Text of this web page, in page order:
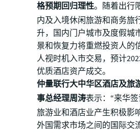
格预期回归理性。随着出行
内及入境休闲旅游和商务旅
升，国内门户城市及度假城
景和恢复力将重燃投资人的
人视时机入市交易，预计
优质酒店资产成交。
仲量联行大中华区酒店及旅
事总经理周涛表示：“来华
旅游业和酒店业产生积极影
外国需求市场之间的国际交